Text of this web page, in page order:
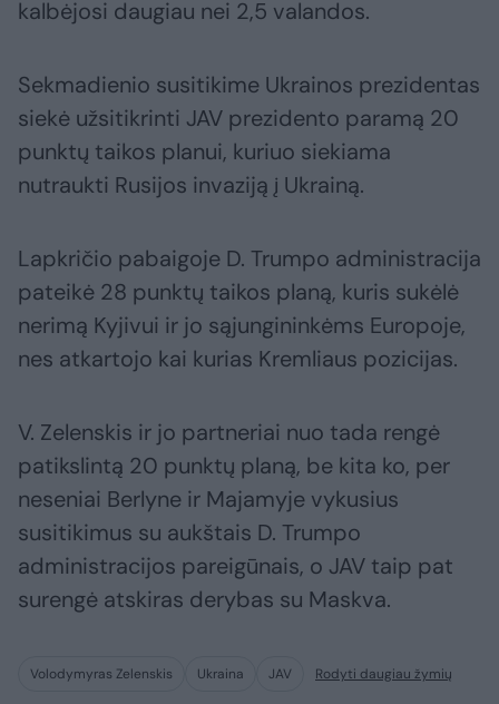
kalbėjosi daugiau nei 2,5 valandos.
Sekmadienio susitikime Ukrainos prezidentas
siekė užsitikrinti JAV prezidento paramą 20
punktų taikos planui, kuriuo siekiama
nutraukti Rusijos invaziją į Ukrainą.
Lapkričio pabaigoje D. Trumpo administracija
pateikė 28 punktų taikos planą, kuris sukėlė
nerimą Kyjivui ir jo sąjungininkėms Europoje,
nes atkartojo kai kurias Kremliaus pozicijas.
V. Zelenskis ir jo partneriai nuo tada rengė
patikslintą 20 punktų planą, be kita ko, per
neseniai Berlyne ir Majamyje vykusius
susitikimus su aukštais D. Trumpo
administracijos pareigūnais, o JAV taip pat
surengė atskiras derybas su Maskva.
Volodymyras Zelenskis Ukraina JAV Rodyti daugiau žymių